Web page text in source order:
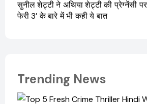
सुनील शेट्टी ने अथिया शेट्टी की प्रेग्नेंसी पर
फेरी 3’ के बारे में भी कही ये बात
Trending News